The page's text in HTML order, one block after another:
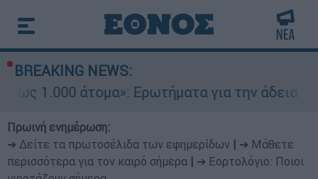
BREAKING NEWS:
Ερωτήματα για την άδεια προσγείωσης
Πρωινή ενημέρωση:
➔ Δείτε τα πρωτοσέλιδα των εφημερίδων
➔ Μάθετε
περισσότερα για τον καιρό σήμερα
➔ Εορτολόγιο: Ποιοι